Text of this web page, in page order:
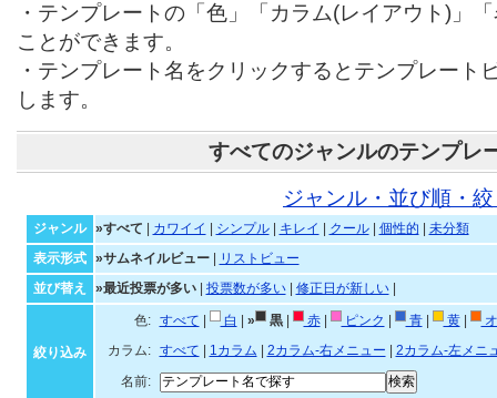
・テンプレートの「色」「カラム(レイアウト)」
ことができます。
・テンプレート名をクリックするとテンプレート
します。
すべてのジャンルのテンプレ
ジャンル・並び順・
ジャンル »すべて カワイイ シンプル| キレイ クール| 個性的
未分類
表示形式
»サムネイルビュー|
リストビュー
並び替え
»最近投票が多い| 投票数が多い| 修正日が新しい|
絞り込み
色: すべて 白 » 黒| 赤| ピンク 青| 黄|
カラム:
すべて 1カラム 2カラム-右メニュー
2カラム-左メニ
名前: